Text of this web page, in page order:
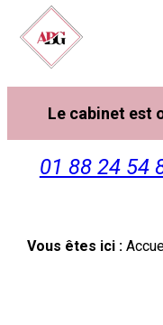
Le cabinet est
01 88 24 54
Vous êtes ici :
Panneau de gestion des